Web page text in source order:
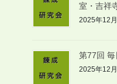
室・吉祥
2025年12
第77回
2025年12